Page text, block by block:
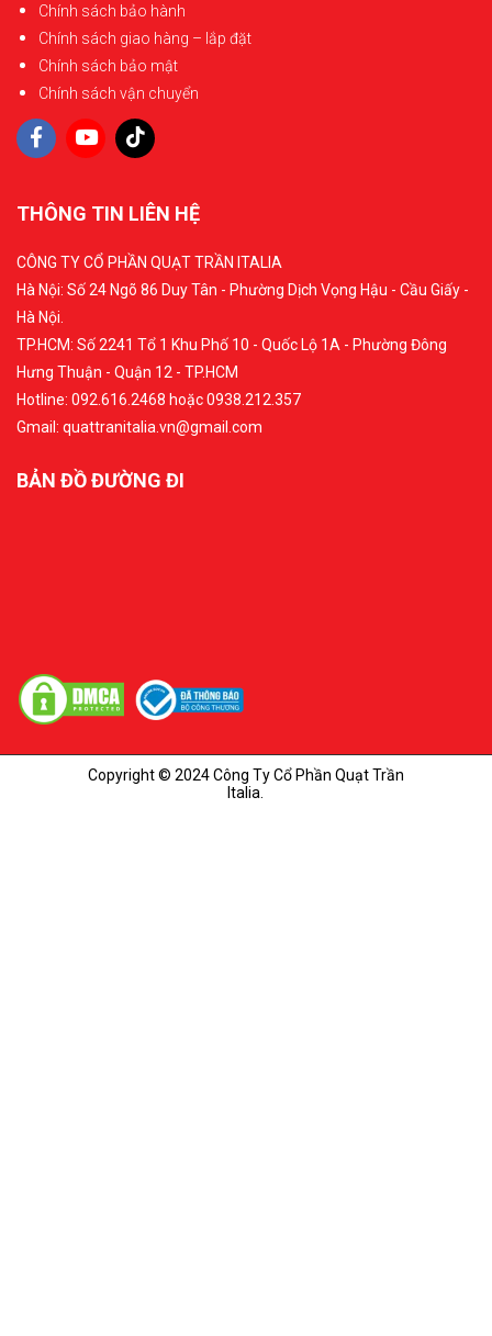
Chính sách bảo hành
Chính sách giao hàng – lắp đặt
Chính sách bảo mật
Chính sách vận chuyển
THÔNG TIN LIÊN HỆ
CÔNG TY CỔ PHẦN QUẠT TRẦN ITALIA
Hà Nội: Số 24 Ngõ 86 Duy Tân - Phường Dịch Vọng Hậu - Cầu Giấy -
Hà Nội.
TP.HCM: Số 2241 Tổ 1 Khu Phố 10 - Quốc Lộ 1A - Phường Đông
Hưng Thuận - Quận 12 - TP.HCM
Hotline: 092.616.2468 hoặc 0938.212.357
Gmail: quattranitalia.vn@gmail.com
BẢN ĐỒ ĐƯỜNG ĐI
Copyright © 2024 Công Ty Cổ Phần Quạt Trần
Italia.